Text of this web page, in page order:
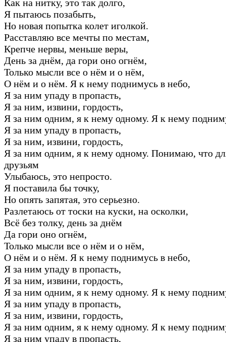
Как на нитку, это так долго,
Я пытаюсь позабыть,
Но новая попытка колет иголкой.
Расставляю все мечты по местам,
Крепче нервы, меньше веры,
День за днём, да гори оно огнём,
Только мысли все о нём и о нём,
О нём и о нём. Я к нему поднимусь в небо,
Я за ним упаду в пропасть,
Я за ним, извини, гордость,
Я за ним одним, я к нему одному. Я к нему
Я за ним упаду в пропасть,
Я за ним, извини, гордость,
Я за ним одним, я к нему одному. Понимаю, что
друзьям
Улыбаюсь, это непросто.
Я поставила бы точку,
Но опять запятая, это серьезно.
Разлетаюсь от тоски на куски, на осколки,
Всё без толку, день за днём
Да гори оно огнём,
Только мысли все о нём и о нём,
О нём и о нём. Я к нему поднимусь в небо,
Я за ним упаду в пропасть,
Я за ним, извини, гордость,
Я за ним одним, я к нему одному. Я к нему
Я за ним упаду в пропасть,
Я за ним, извини, гордость,
Я за ним одним, я к нему одному. Я к нему
Я за ним упаду в пропасть,